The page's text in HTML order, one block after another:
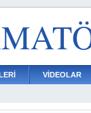
VİDEOLAR